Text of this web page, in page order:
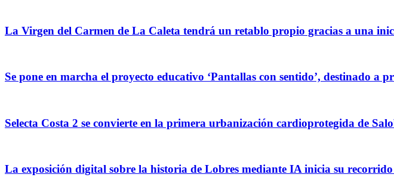
La Virgen del Carmen de La Caleta tendrá un retablo propio gracias a una
Se pone en marcha el proyecto educativo ‘Pantallas con sentido’, destinado a
Selecta Costa 2 se convierte en la primera urbanización cardioprotegida de
La exposición digital sobre la historia de Lobres mediante IA inicia su